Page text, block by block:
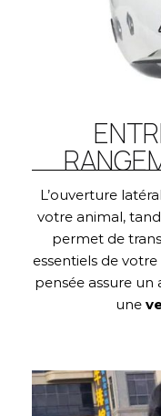
L’ouverture
votre animal,
permet de
essentiels de votre
pensée assure
une